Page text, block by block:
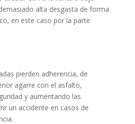
alta desgasta de forma
en este caso por la parte
pierden adherencia, de
agarre con el asfalto,
y aumentando las
un accidente en casos de